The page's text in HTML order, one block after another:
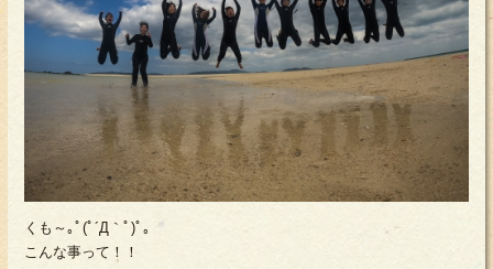
くも～｡ﾟ(ﾟ´Д｀ﾟ)ﾟ｡
こんな事って！！